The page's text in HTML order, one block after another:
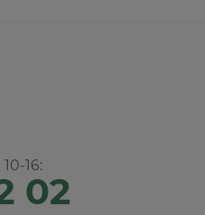
16:
02